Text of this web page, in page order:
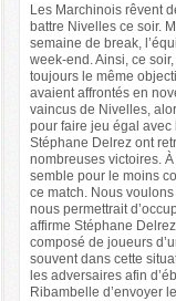
Les Marchinois rêvent
battre Nivelles ce soir.
semaine de break,
week-end. Ainsi, ce
toujours le même
avaient affrontés en
vaincus de Nivelles,
pour faire jeu égal avec
Stéphane Delrez ont
nombreuses victoires.
semble pour le moins
ce match. Nous
nous permettrait
affirme Stéphane
composé de joueurs
souvent dans cette
les adversaires afin
Ribambelle d’envoyer